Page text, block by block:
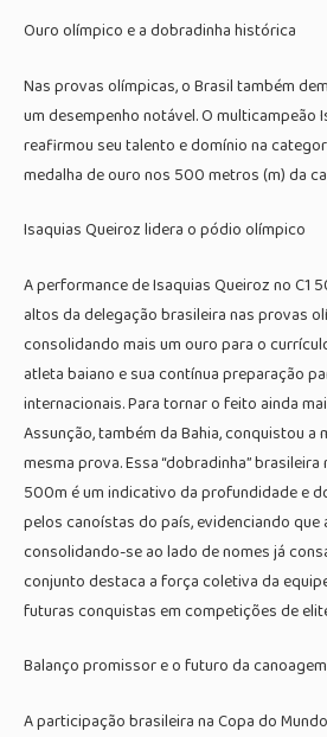
Ouro olímpico e a dobradinha histórica
Nas provas olímpicas, o Brasil também
um desempenho notável. O multicampeão
reafirmou seu talento e domínio na
medalha de ouro nos 500 metros (m) da
Isaquias Queiroz lidera o pódio olímpico
A performance de Isaquias Queiroz no C1
altos da delegação brasileira nas provas
consolidando mais um ouro para o
atleta baiano e sua contínua preparação
internacionais. Para tornar o feito ainda
Assunção, também da Bahia, conquistou a
mesma prova. Essa “dobradinha”
500m é um indicativo da profundidade e
pelos canoístas do país, evidenciando que
consolidando-se ao lado de nomes já
conjunto destaca a força coletiva da
futuras conquistas em competições de
Balanço promissor e o futuro da
A participação brasileira na Copa do